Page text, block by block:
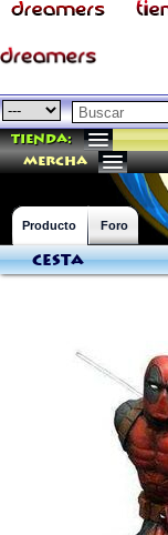
Tienda:
mercha
Producto Foro
Cesta